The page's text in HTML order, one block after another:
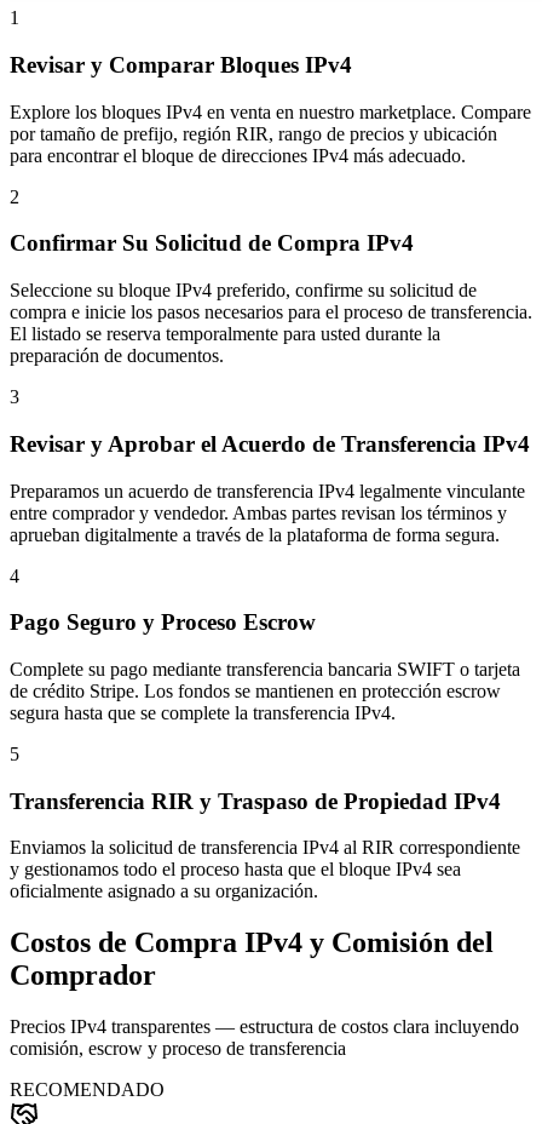
1
Revisar y Comparar Bloques IPv4
Explore los bloques IPv4 en venta en nuestro marketplace. Compare
por tamaño de prefijo, región RIR, rango de precios y ubicación
para encontrar el bloque de direcciones IPv4 más adecuado.
2
Confirmar Su Solicitud de Compra IPv4
Seleccione su bloque IPv4 preferido, confirme su solicitud de
compra e inicie los pasos necesarios para el proceso de transferencia.
El listado se reserva temporalmente para usted durante la
preparación de documentos.
3
Revisar y Aprobar el Acuerdo de Transferencia IPv4
Preparamos un acuerdo de transferencia IPv4 legalmente vinculante
entre comprador y vendedor. Ambas partes revisan los términos y
aprueban digitalmente a través de la plataforma de forma segura.
4
Pago Seguro y Proceso Escrow
Complete su pago mediante transferencia bancaria SWIFT o tarjeta
de crédito Stripe. Los fondos se mantienen en protección escrow
segura hasta que se complete la transferencia IPv4.
5
Transferencia RIR y Traspaso de Propiedad IPv4
Enviamos la solicitud de transferencia IPv4 al RIR correspondiente
y gestionamos todo el proceso hasta que el bloque IPv4 sea
oficialmente asignado a su organización.
Costos de Compra IPv4 y Comisión del
Comprador
Precios IPv4 transparentes — estructura de costos clara incluyendo
comisión, escrow y proceso de transferencia
RECOMENDADO